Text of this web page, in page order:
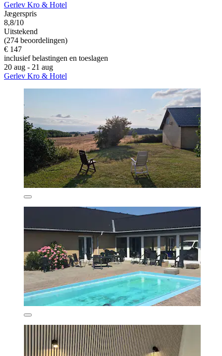
Gerlev Kro & Hotel
Jægerspris
8,8/10
Uitstekend
(274 beoordelingen)
€ 147
inclusief belastingen en toeslagen
20 aug - 21 aug
Gerlev Kro & Hotel